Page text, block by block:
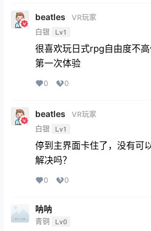
beatles
VR玩家
白银
Lv1
很喜欢玩日式rpg自由度不
第一次体验
0 0
beatles
VR玩家
白银
Lv1
停到主界面卡住了，没有可
解决吗？
0 0
呐呐
青铜 Lv0